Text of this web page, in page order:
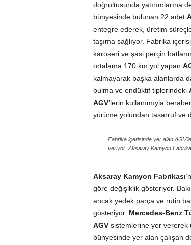
doğrultusunda yatırımlarına
bünyesinde bulunan 22 adet
entegre ederek, üretim
taşıma sağlıyor. Fabrika
karoseri ve şasi perçin
ortalama 170 km yol yapan
kalmayarak başka alanlarda
bulma ve endüktif tiplerindeki
AGV’lerin kullanımıyla beraber
yürüme yolundan tasarruf ve
Fabrika içerisinde yer alan
veriyor. Aksaray Kamyon
Aksaray Kamyon Fabrikası
göre değişiklik gösteriyor.
ancak yedek parça ve rutin
gösteriyor. Mercedes-Benz
AGVsistemlerine yer vererek
bünyesinde yer alan çalışan